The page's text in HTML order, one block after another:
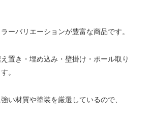
ーバリエーションが豊富な商品です。
置き・埋め込み・壁掛け・ポール取り
。
い材質や塗装を厳選しているので、